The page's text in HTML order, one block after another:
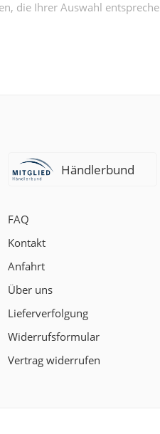
die Ihrer Auswahl
Händlerbund
FAQ
Kontakt
Anfahrt
Über uns
Lieferverfolgung
Widerrufsformular
Vertrag widerrufen